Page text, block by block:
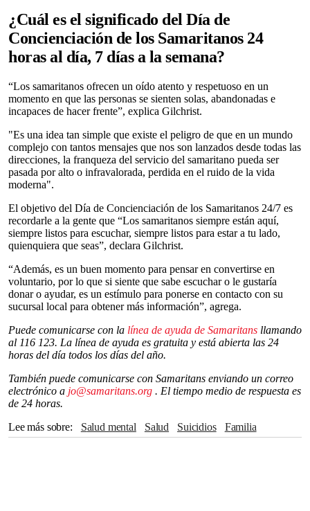
¿Cuál es el significado del Día de
Concienciación de los Samaritanos 24
horas al día, 7 días a la semana?
“Los samaritanos ofrecen un oído atento y respetuoso en un
momento en que las personas se sienten solas, abandonadas e
incapaces de hacer frente”, explica Gilchrist.
"Es una idea tan simple que existe el peligro de que en un mundo
complejo con tantos mensajes que nos son lanzados desde todas las
direcciones, la franqueza del servicio del samaritano pueda ser
pasada por alto o infravalorada, perdida en el ruido de la vida
moderna".
El objetivo del Día de Concienciación de los Samaritanos 24/7 es
recordarle a la gente que “Los samaritanos siempre están aquí,
siempre listos para escuchar, siempre listos para estar a tu lado,
quienquiera que seas”, declara Gilchrist.
“Además, es un buen momento para pensar en convertirse en
voluntario, por lo que si siente que sabe escuchar o le gustaría
donar o ayudar, es un estímulo para ponerse en contacto con su
sucursal local para obtener más información”, agrega.
Puede comunicarse con la línea de ayuda de Samaritans llamando
al 116 123. La línea de ayuda es gratuita y está abierta las 24
horas del día todos los días del año.
También puede comunicarse con Samaritans enviando un correo
electrónico a jo@samaritans.org . El tiempo medio de respuesta es
de 24 horas.
Lee más sobre
Salud mental salud Suicidios
Familia